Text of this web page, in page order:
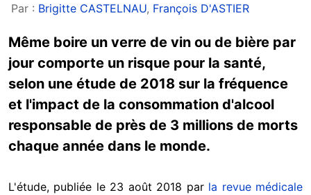
Par : Brigitte CASTELNAU, François D'ASTIER
Même boire un verre de vin ou de bière par
jour comporte un risque pour la santé,
selon une étude de 2018 sur la fréquence
et l'impact de la consommation d'alcool
responsable de près de 3 millions de morts
chaque année dans le monde.
L'étude, publiée le 23 août 2018 par la revue médicale